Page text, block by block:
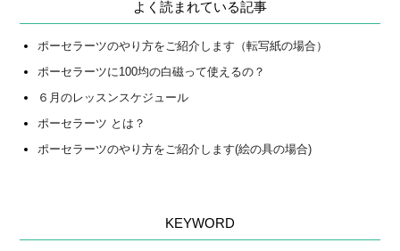
よく読まれている記事
ポーセラーツのやり方をご紹介します（転写紙の場合）
ポーセラーツに100均の白磁って使えるの？
６月のレッスンスケジュール
ポーセラーツ とは？
ポーセラーツのやり方をご紹介します(絵の具の場合)
KEYWORD